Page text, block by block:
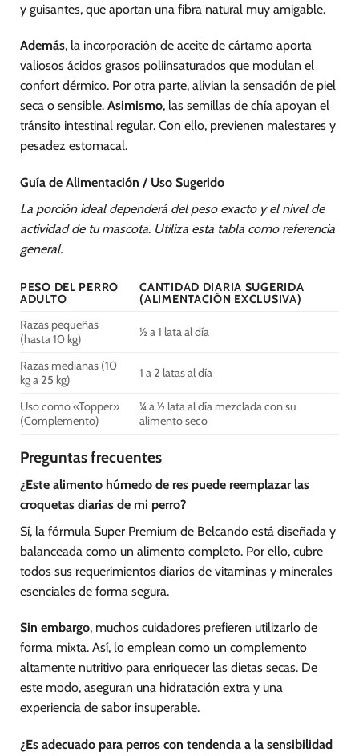
y guisantes, que aportan una fibra natural muy amigable.
Además, la incorporación de aceite de cártamo aporta
valiosos ácidos grasos poliinsaturados que modulan el
confort dérmico. Por otra parte, alivian la sensación de piel
seca o sensible. Asimismo, las semillas de chía apoyan el
tránsito intestinal regular. Con ello, previenen malestares y
pesadez estomacal.
Guía de Alimentación / Uso Sugerido
La porción ideal dependerá del peso exacto y el nivel de
actividad de tu mascota. Utiliza esta tabla como referencia
general.
PESO DEL PERRO
ADULTO
CANTIDAD DIARIA SUGERIDA
(ALIMENTACIÓN EXCLUSIVA)
Razas pequeñas
(hasta 10 kg)
½ a 1 lata al día
Razas medianas (10
kg a 25 kg)
1 a 2 latas al día
Uso como «Topper»
(Complemento)
¼ a ½ lata al día mezclada con su
alimento seco
Preguntas frecuentes
¿Este alimento húmedo de res puede reemplazar las
croquetas diarias de mi perro?
Sí, la fórmula Super Premium de Belcando está diseñada y
balanceada como un alimento completo. Por ello, cubre
todos sus requerimientos diarios de vitaminas y minerales
esenciales de forma segura.
Sin embargo, muchos cuidadores prefieren utilizarlo de
forma mixta. Así, lo emplean como un complemento
altamente nutritivo para enriquecer las dietas secas. De
este modo, aseguran una hidratación extra y una
experiencia de sabor insuperable.
¿Es adecuado para perros con tendencia a la sensibilidad